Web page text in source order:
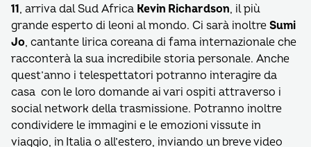
11, arriva dal Sud Africa Kevin Richardson, il più
grande esperto di leoni al mondo. Ci sarà inoltre Sumi
Jo, cantante lirica coreana di fama internazionale che
racconterà la sua incredibile storia personale. Anche
quest’anno i telespettatori potranno interagire da
casa con le loro domande ai vari ospiti attraverso i
social network della trasmissione. Potranno inoltre
condividere le immagini e le emozioni vissute in
viaggio, in Italia o all’estero, inviando un breve video